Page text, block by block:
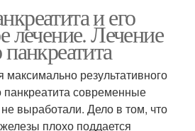
и его
лечение. Лечение
максимально результативного
панкреатита современные
выработали. Дело в том, что
плохо поддается